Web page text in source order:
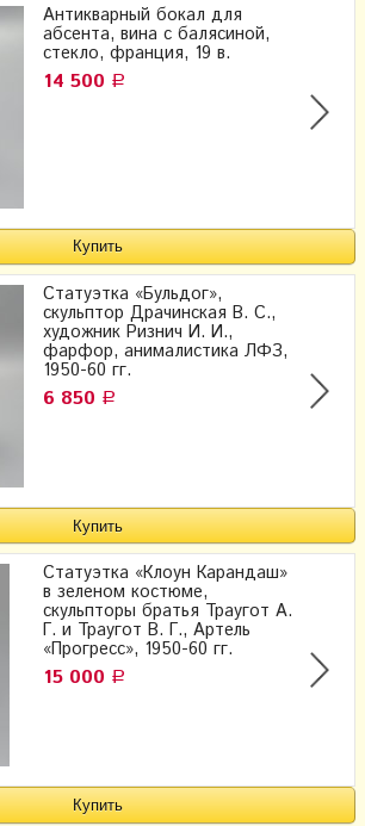
Антикварный бокал для
абсента, вина с балясиной,
стекло, франция, 19 в.
14 500 Р
Статуэтка «Бульдог»,
скульптор Драчинская В. С.,
художник Ризнич И. И.,
фарфор, анималистика ЛФЗ,
1950-60 гг.
6 850 Р
Статуэтка «Клоун Карандаш»
в зеленом костюме,
скульпторы братья Траугот А.
Г. и Траугот В. Г., Артель
«Прогресс», 1950-60 гг.
15 000 Р